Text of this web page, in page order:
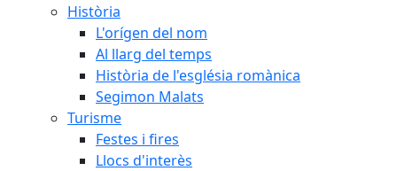
Història
L'orígen del nom
Al llarg del temps
Història de l'església romànica
Segimon Malats
Turisme
Festes i fires
Llocs d'interès